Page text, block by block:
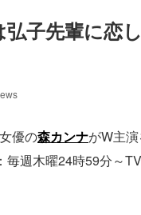
弘子先輩に恋
優の森カンナがW主
毎週木曜24時59分～